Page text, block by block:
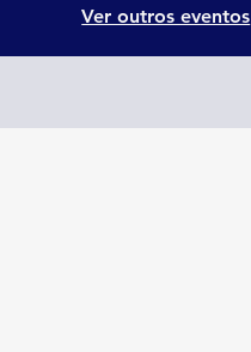
Ver outros eventos